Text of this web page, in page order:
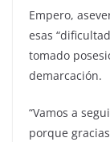
Empero,
esas
tomado
demarcación.
“Vamos a
porque